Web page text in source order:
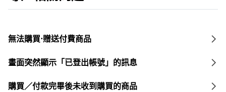
無法購買⋅贈送付費商品
畫面突然顯示「已登出帳號」的訊息
購買／付款完畢後未收到購買的商品